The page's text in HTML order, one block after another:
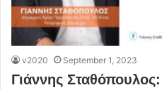
v2020 September 1, 2023
Γιάννης